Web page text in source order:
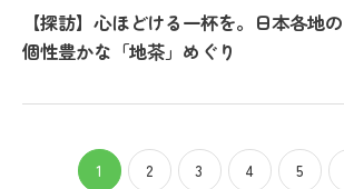
【探訪】心ほどける一杯を。日本各地の
個性豊かな「地茶」めぐり
1 2 3 4 5